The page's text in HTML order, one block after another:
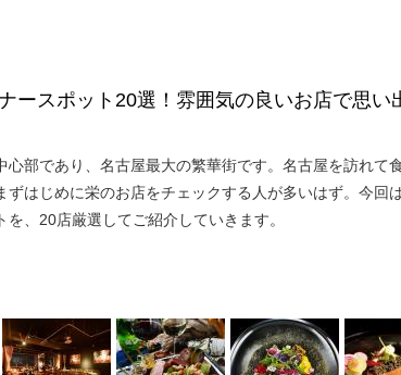
ースポット20選！雰囲気の良いお店で思い
心部であり、名古屋最大の繁華街です。名古屋を訪れて
ずはじめに栄のお店をチェックする人が多いはず。今回
、20店厳選してご紹介していきます。